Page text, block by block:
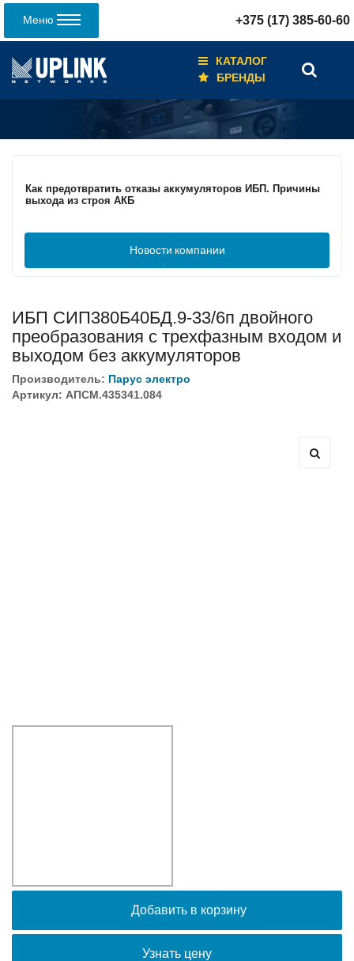
Меню +375 (17) 385-60-60
КАТАЛОГ
БРЕНДЫ
Кабели для промышленных сетей в новом каталоге ANC
Как предотвратить отказы аккумуляторов ИБП. Причины
выхода из строя АКБ
С 3–4 ноября 2025 г. инвентаризация на складе. Отгрузка
товара производиться не будет!
ИБП с мощным зарядным устройством и
масштабируемым временем автономной работы в
зависимости от подключаемых внешних АКБ
Оборудование связи и решения для электрических
Новости компании
ИБП СИП380Б40БД.9-33/6п двойного
преобразования с трехфазным входом и
выходом без аккумуляторов
Производитель: Парус электро
Артикул: АПСМ.435341.084
Добавить в корзину
Узнать цену